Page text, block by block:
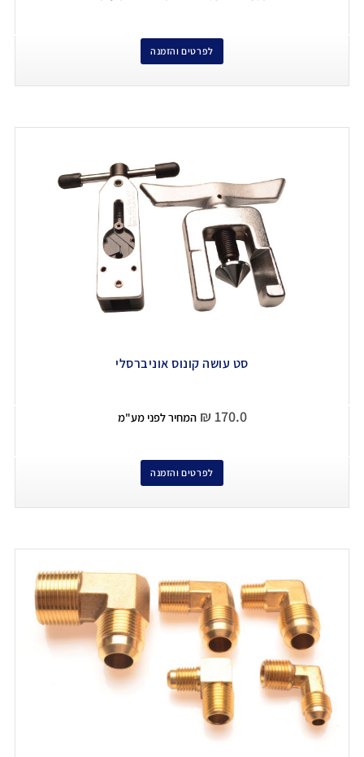
לפרטים והזמנה
סט עושה קונוס אוניברסלי
₪ 170.0 המחיר לפני מע"מ
לפרטים והזמנה